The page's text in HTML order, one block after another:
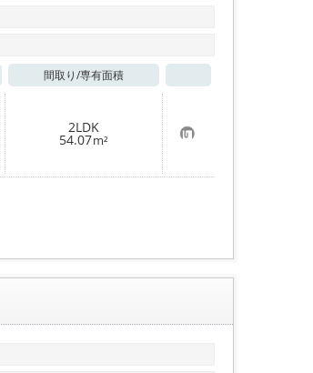
間取り/専有面積
2LDK
54.07m² お
気
に
入